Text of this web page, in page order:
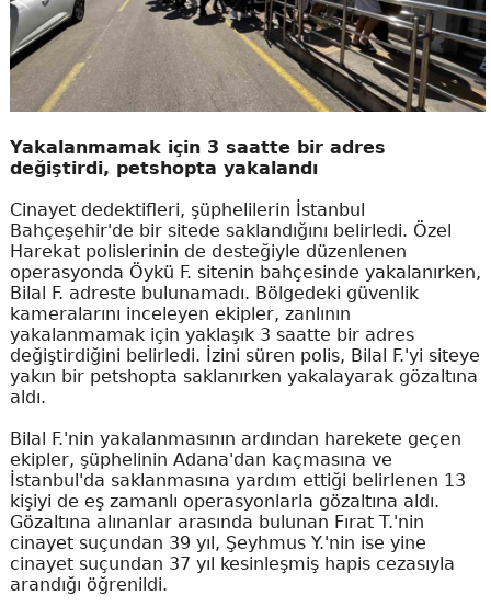
Yakalanmamak için 3 saatte bir adres
değiştirdi, petshopta yakalandı
Cinayet dedektifleri, şüphelilerin İstanbul
Bahçeşehir'de bir sitede saklandığını belirledi. Özel
Harekat polislerinin de desteğiyle düzenlenen
operasyonda Öykü F. sitenin bahçesinde yakalanırken,
Bilal F. adreste bulunamadı. Bölgedeki güvenlik
kameralarını inceleyen ekipler, zanlının
yakalanmamak için yaklaşık 3 saatte bir adres
değiştirdiğini belirledi. İzini süren polis, Bilal F.'yi siteye
yakın bir petshopta saklanırken yakalayarak gözaltına
aldı.
Bilal F.'nin yakalanmasının ardından harekete geçen
ekipler, şüphelinin Adana'dan kaçmasına ve
İstanbul'da saklanmasına yardım ettiği belirlenen 13
kişiyi de eş zamanlı operasyonlarla gözaltına aldı.
Gözaltına alınanlar arasında bulunan Fırat T.'nin
cinayet suçundan 39 yıl, Şeyhmus Y.'nin ise yine
cinayet suçundan 37 yıl kesinleşmiş hapis cezasıyla
arandığı öğrenildi.